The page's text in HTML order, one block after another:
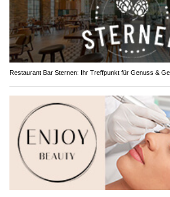
Restaurant Bar Sternen: Ihr Treffpunkt für Genuss &